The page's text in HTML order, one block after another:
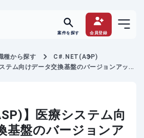
案件を探す 会員登録
種から探す
C#.NET(ASP)
テム向けデータ交換基盤のバージョンアップ
】医療システム向
基盤のバージョンア